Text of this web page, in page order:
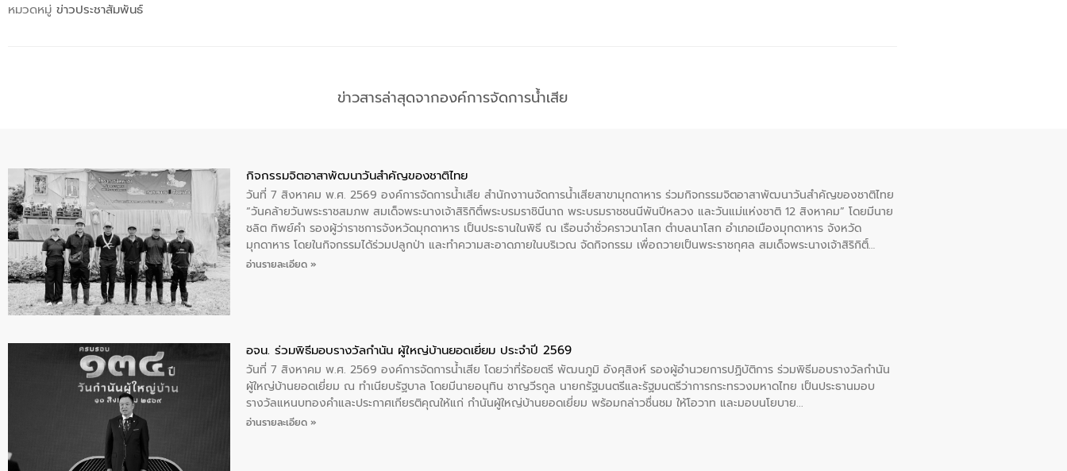
หมวดหมู่ ข่าวประชาสัมพันธ์
ข่าวสารล่าสุดจากองค์การจัดการน้ำเสีย
กิจกรรมจิตอาสาพัฒนาวันสําคัญของชาติไทย
วันที่ 7 สิงหาคม พ.ศ. 2569 องค์การจัดการน้ำเสีย สำนักงาานจัดการน้ำเสียสาขามุกดาหาร ร่วมกิจกรรมจิตอาสาพัฒนาวันสําคัญของชาติไทย
“วันคล้ายวันพระราชสมภพ สมเด็จพระนางเจ้าสิริกิติ์พระบรมราชินีนาถ พระบรมราชชนนีพันปีหลวง และวันแม่แห่งชาติ 12 สิงหาคม” โดยมีนาย
ชลิต ทิพย์คำ รองผู้ว่าราชการจังหวัดมุกดาหาร เป็นประธานในพิธี ณ เรือนจําชั่วคราวนาโสก ตําบลนาโสก อําเภอเมืองมุกดาหาร จังหวัด
มุกดาหาร โดยในกิจกรรมได้ร่วมปลูกป่า และทําความสะอาดภายในบริเวณ จัดกิจกรรม เพื่อถวายเป็นพระราชกุศล สมเด็จพระนางเจ้าสิริกิติ์
พระบรมราชินีนาถ พระบรมราชชนนีพันปีหลวง พร้อมถวายสัจปฏิญาณ ทำความดีด้วยหัวใจ
อ่านรายละเอียด »
อจน. ร่วมพิธีมอบรางวัลกำนัน ผู้ใหญ่บ้านยอดเยี่ยม ประจำปี 2569
วันที่ 7 สิงหาคม พ.ศ. 2569 องค์การจัดการน้ำเสีย โดยว่าที่ร้อยตรี พัฒนภูมิ อังศุสิงห์ รองผู้อำนวยการปฏิบัติการ ร่วมพิธีมอบรางวัลกำนัน
ผู้ใหญ่บ้านยอดเยี่ยม ณ ทำเนียบรัฐบาล โดยมีนายอนุทิน ชาญวีรกูล นายกรัฐมนตรีและรัฐมนตรีว่าการกระทรวงมหาดไทย เป็นประธานมอบ
รางวัลแหนบทองคำและประกาศเกียรติคุณให้แก่ กำนันผู้ใหญ่บ้านยอดเยี่ยม พร้อมกล่าวชื่นชม ให้โอวาท และมอบนโยบาย
อ่านรายละเอียด »